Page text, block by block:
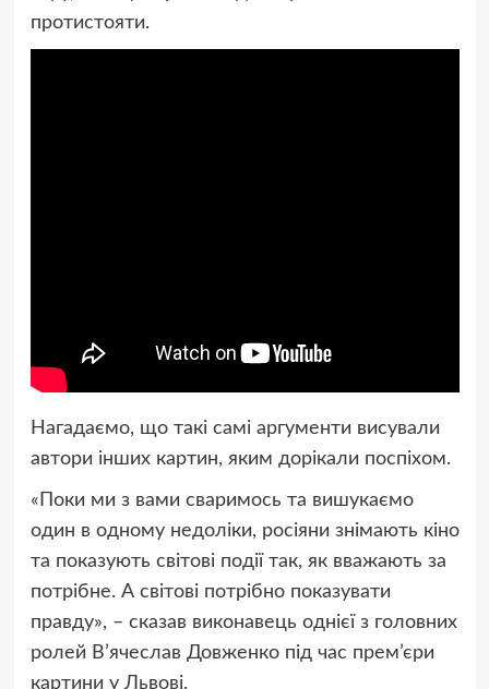
протистояти.
Нагадаємо, що такі самі аргументи висували
автори інших картин, яким дорікали поспіхом.
«Поки ми з вами сваримось та вишукаємо
один в одному недоліки, росіяни знімають кіно
та показують світові події так, як вважають за
потрібне. А світові потрібно показувати
правду», – сказав виконавець однієї з головних
ролей В’ячеслав Довженко під час прем’єри
картини у Львові.